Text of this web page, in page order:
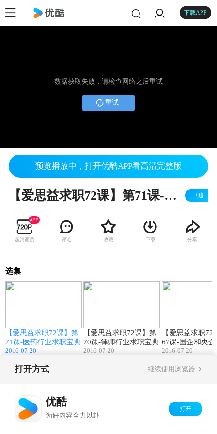
下载APP
数据获取失败，请检查网络之后重试
重试
预览播放中，打开优酷APP看高清完整版
【爱思益求职72课】第71课-医药行业求职宝典 +追
超清画质 评论 收藏 下载 分享
选集
【爱思益求职72课】第
71课-医药行业求职宝典
2016-07-20
【爱思益求职72课】第
70课-律师行业求职宝典
2016-07-20
【爱思益求职72
67课-国企和央
典
2016-07-20
打开方式 继续使用浏览器
优酷
为好内容全力以赴
打开